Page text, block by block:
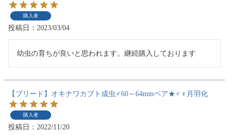
購入者
投稿日 2023/03/04
幼虫の育ちが良いと思われます。継続購入しております
【ブリード】オキナワカブト成虫♂60～64mmペア★♂♀月羽化
購入者
投稿日 2022/11/20